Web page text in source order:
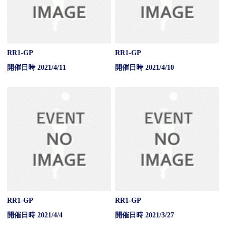
RR1-GP
開催日時 2021/4/11
RR1-GP
開催日時 2021/4/10
RR1-GP
開催日時 2021/4/4
RR1-GP
開催日時 2021/3/27